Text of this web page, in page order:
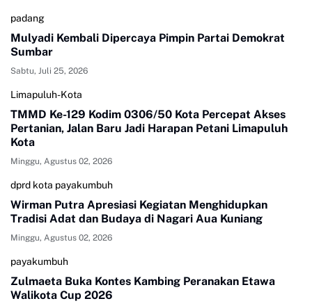
padang
Mulyadi Kembali Dipercaya Pimpin Partai Demokrat
Sumbar
Sabtu, Juli 25, 2026
Limapuluh-Kota
TMMD Ke-129 Kodim 0306/50 Kota Percepat Akses
Pertanian, Jalan Baru Jadi Harapan Petani Limapuluh
Kota
Minggu, Agustus 02, 2026
dprd kota payakumbuh
Wirman Putra Apresiasi Kegiatan Menghidupkan
Tradisi Adat dan Budaya di Nagari Aua Kuniang
Minggu, Agustus 02, 2026
payakumbuh
Zulmaeta Buka Kontes Kambing Peranakan Etawa
Walikota Cup 2026